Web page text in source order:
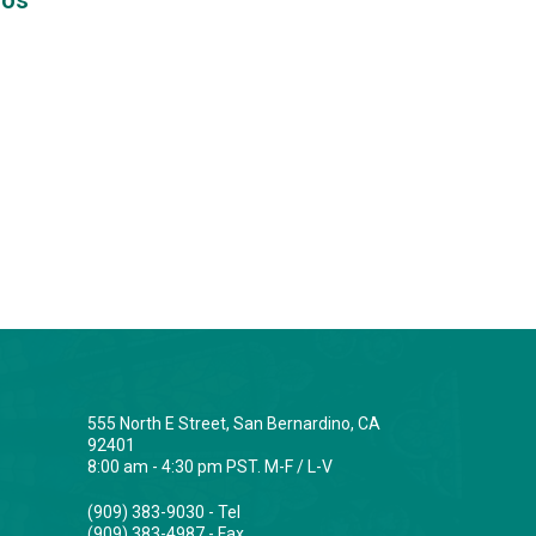
555 North E Street, San Bernardino, CA
92401
8:00 am - 4:30 pm PST. M-F / L-V
(909) 383-9030 - Tel